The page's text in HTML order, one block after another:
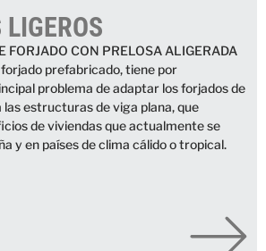
FORJADO CON PRELOSA ALIGERADA
prefabricado, tiene por
problema de adaptar los forjados de
estructuras de viga plana, que
de viviendas que actualmente se
y en países de clima cálido o tropical.